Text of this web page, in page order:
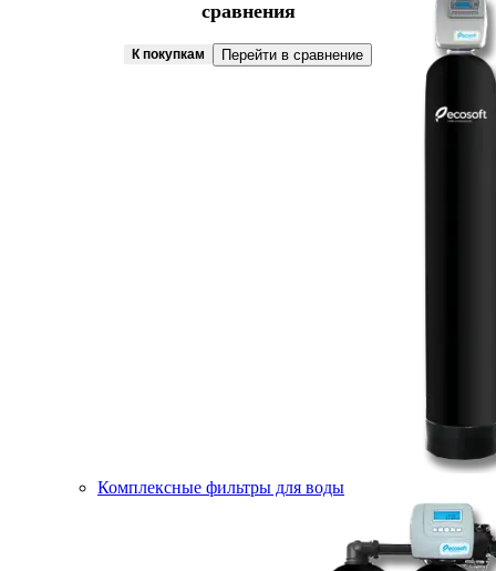
Комплексные фильтры для воды
сравнения
К покупкам Перейти в сравнение